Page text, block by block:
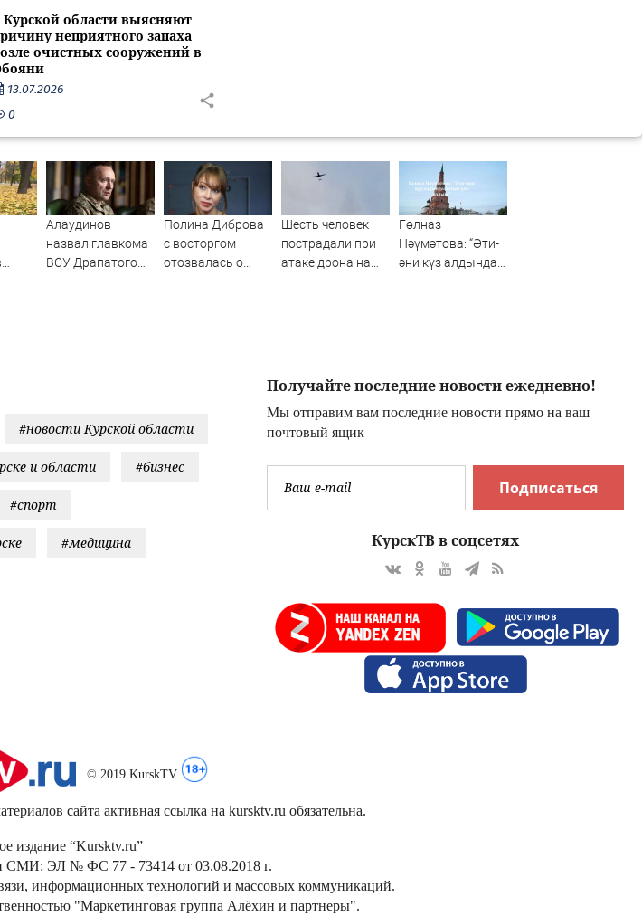
Курской области выясняют
неприятного запаха
очистных сооружений в
13.07.2026
0
Алаудинов
назвал главкома
ВСУ Драпатого
Полина Диброва
с восторгом
отозвалась о
Шесть человек
пострадали при
атаке дрона на
Гөлназ
Нәүмәтова: “Әти-
әни күз алдында
Получайте последние новости ежедневно!
Мы отправим вам последние новости прямо на ваш
почтовый ящик
Подписаться
КурскТВ в соцсетях
#новости Курской области
и области #бизнес
#спорт
#медицина
© 2019 KurskTV
сайта активная ссылка на kursktv.ru обязательна.
издание “Kursktv.ru”
СМИ: ЭЛ № ФС 77 - 73414 от 03.08.2018 г.
информационных технологий и массовых коммуникаций.
"Маркетинговая группа Алёхин и партнеры".